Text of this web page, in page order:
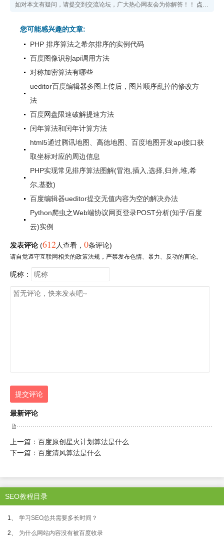
如对本文有疑问，请提交到交流论坛，广大热心网友会为你解答！！ 点击进入论坛
您可能感兴趣的文章:
PHP 排序算法之希尔排序的实例代码
百度图像识别api调用方法
对称加密算法有哪些
ueditor百度编辑器多图上传后，图片顺序乱掉的修改方
法
百度网盘限速破解提速方法
闰年算法和闰年计算方法
html5通过腾讯地图、高德地图、百度地图开发api接口获
取坐标对应的周边信息
PHP实现常见排序算法图解(冒泡,插入,选择,归并,堆,希
尔,基数)
百度编辑器ueditor提交无值内容为空的解决办法
Python爬虫之Web端协议网页登录POST分析(知乎/百度
云)实例
发表评论 (612人查看 ， 0条评论)
请自觉遵守互联网相关的政策法规，严禁发布色情、暴力、反动的言论。
昵称：
提交评论
最新评论
上一篇： 百度原创星火计划算法是什么
下一篇： 百度清风算法是什么
SEO教程目录
1、 学习SEO总共需要多长时间？
2、 为什么网站内容没有被百度收录